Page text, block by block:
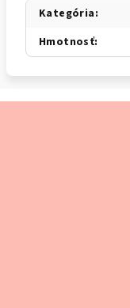
Kategória:
Hmotnosť: